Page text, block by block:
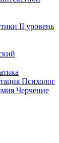
II уровень
Психолог
Черчение